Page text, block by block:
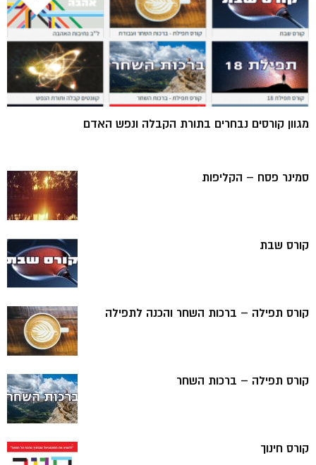
מגוון קורסים נבחרים בתורת הקבלה ונפש האדם
סמינר פסח – הקליפות
קורס שבת
קורס תפילה – ברכות השחר והכנה לתפילה
קורס תפילה – ברכות השחר
קורס חינוך